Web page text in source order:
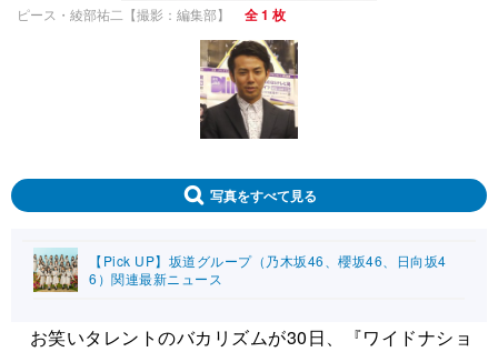
ピース・綾部祐二【撮影：編集部】 全 1 枚
写真をすべて見る
【Pick UP】坂道グループ（乃木坂46、櫻坂46、日向坂4
6）関連最新ニュース
お笑いタレントのバカリズムが30日、『ワイドナショ